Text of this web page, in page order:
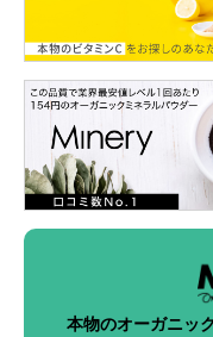
本物のオーガニッ